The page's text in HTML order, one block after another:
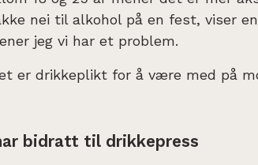
nei til alkohol på en fest, viser
jeg vi har et problem.
er drikkeplikt for å være med på
bidratt til drikkepress